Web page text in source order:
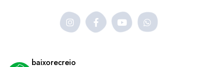
baixorecreio